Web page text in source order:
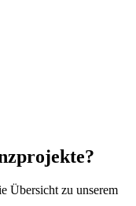
Übersicht zu unserem